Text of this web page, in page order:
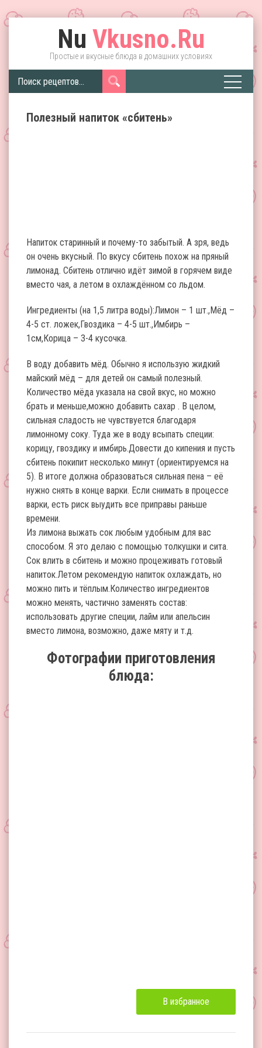
Nu Vkusno.Ru
Простые и вкусные блюда в домашних условиях
Полезный напиток «сбитень»
Напиток старинный и почему-то забытый. А зря, ведь
он очень вкусный. По вкусу сбитень похож на пряный
лимонад. Сбитень отлично идёт зимой в горячем виде
вместо чая, а летом в охлаждённом со льдом.
Ингредиенты (на 1,5 литра воды):Лимон – 1 шт.,Мёд –
4-5 ст. ложек,Гвоздика – 4-5 шт.,Имбирь –
1см,Корица – 3-4 кусочка.
В воду добавить мёд. Обычно я использую жидкий
майский мёд – для детей он самый полезный.
Количество мёда указала на свой вкус, но можно
брать и меньше,можно добавить сахар . В целом,
сильная сладость не чувствуется благодаря
лимонному соку. Туда же в воду всыпать специи:
корицу, гвоздику и имбирь.Довести до кипения и пусть
сбитень покипит несколько минут (ориентируемся на
5). В итоге должна образоваться сильная пена – её
нужно снять в конце варки. Если снимать в процессе
варки, есть риск выудить все приправы раньше
времени.
Из лимона выжать сок любым удобным для вас
способом. Я это делаю с помощью толкушки и сита.
Сок влить в сбитень и можно процеживать готовый
напиток.Летом рекомендую напиток охлаждать, но
можно пить и тёплым.Количество ингредиентов
можно менять, частично заменять состав:
использовать другие специи, лайм или апельсин
вместо лимона, возможно, даже мяту и т.д.
Фотографии приготовления
блюда:
В избранное